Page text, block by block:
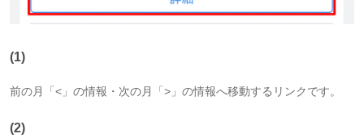
(1)
前の月 「<」 の情報・次の月 「>」 の情報へ移動するリンクです。
(2)